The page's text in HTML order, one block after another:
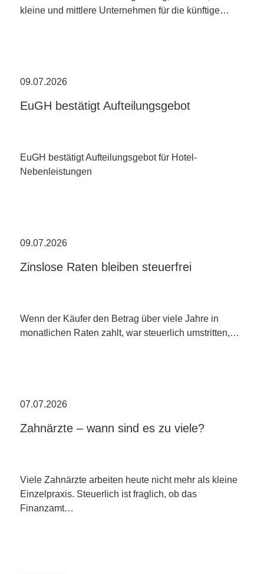
kleine und mittlere Unternehmen für die künftige…
09.07.2026
EuGH bestätigt Aufteilungsgebot
EuGH bestätigt Aufteilungsgebot für Hotel-
Nebenleistungen
09.07.2026
Zinslose Raten bleiben steuerfrei
Wenn der Käufer den Betrag über viele Jahre in
monatlichen Raten zahlt, war steuerlich umstritten,…
07.07.2026
Zahnärzte – wann sind es zu viele?
Viele Zahnärzte arbeiten heute nicht mehr als kleine
Einzelpraxis. Steuerlich ist fraglich, ob das
Finanzamt…